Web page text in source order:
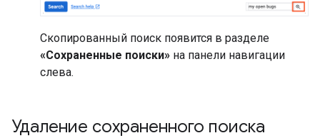
Скопированный поиск появится в разделе
«Сохраненные поиски» на панели навигации
слева.
Удаление сохраненного поиска